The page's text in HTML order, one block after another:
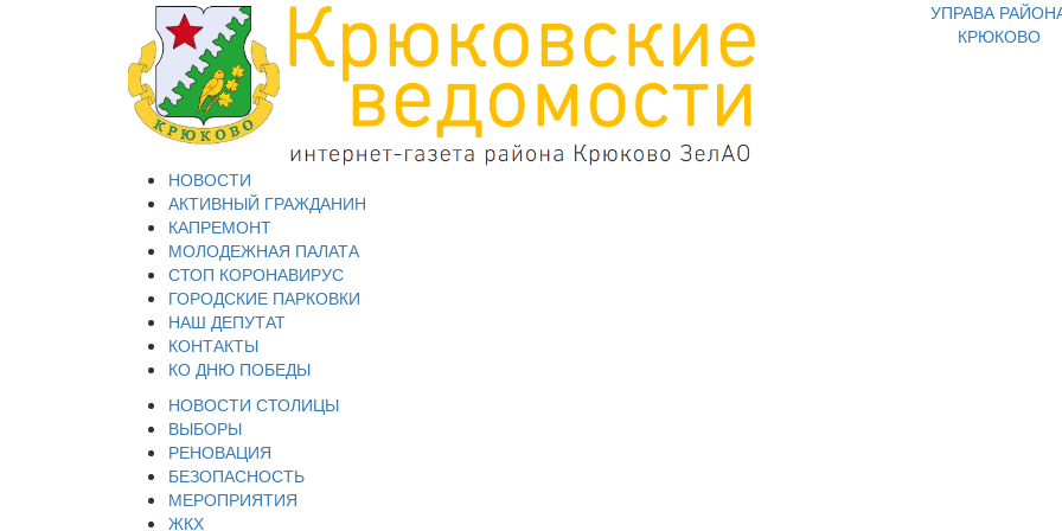
УПРАВА
КРЮКОВО
НОВОСТИ
АКТИВНЫЙ ГРАЖДАНИН
КАПРЕМОНТ
МОЛОДЕЖНАЯ ПАЛАТА
СТОП КОРОНАВИРУС
ГОРОДСКИЕ ПАРКОВКИ
НАШ ДЕПУТАТ
КОНТАКТЫ
КО ДНЮ ПОБЕДЫ
НОВОСТИ СТОЛИЦЫ
ВЫБОРЫ
РЕНОВАЦИЯ
БЕЗОПАСНОСТЬ
МЕРОПРИЯТИЯ
ЖКХ